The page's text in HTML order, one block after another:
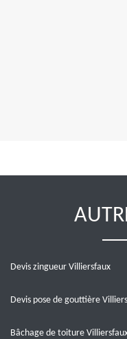
Devis zingueur Villiersfaux
Devis pose de gouttière
Bâchage de toiture